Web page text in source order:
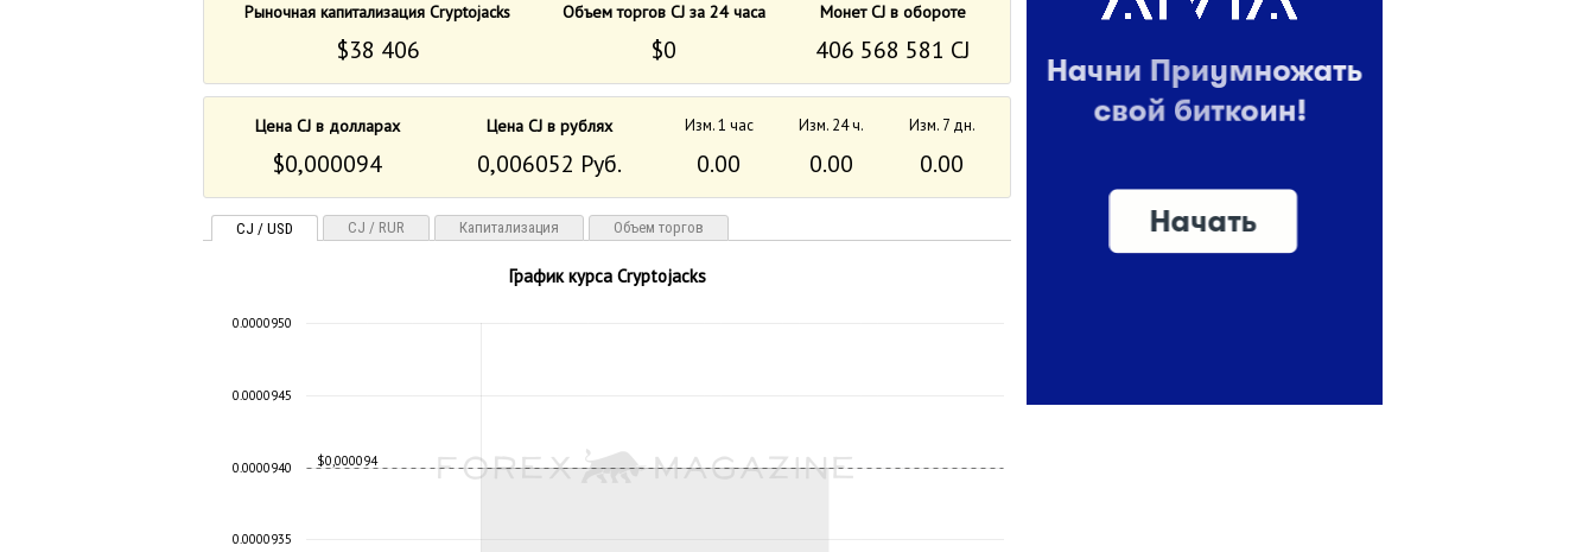
Рыночная капитализация Cryptojacks Объем торгов CJ за 24 часа Монет CJ в обороте
$38 406 $0 406 568 581 CJ
Цена CJ в долларах Цена CJ в рублях Изм. 1 час Изм. 24 ч. Изм. 7 дн.
$0,000094 0,006052 Руб. 0.00 0.00 0.00
CJ / USD CJ / RUR Капитализация Объем торгов
График курса Cryptojacks
$0,000094
0.0000935
0.0000940
0.0000945
0.0000950